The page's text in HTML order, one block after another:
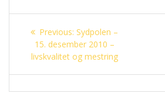
Innleggsnavigasjon
Previous: Previous
post:
Sydpolen –
15. desember 2010 –
livskvalitet og mestring